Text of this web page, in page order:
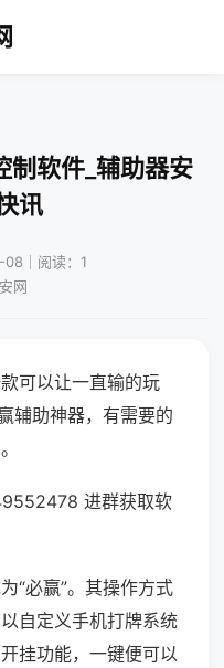
制软件_辅助器安
讯
｜阅读：1
网
可以让一直输的玩
辅助神器，有需要的
进群获取软
“必赢”。其操作方式
自定义手机打牌系统
挂功能，一键便可以